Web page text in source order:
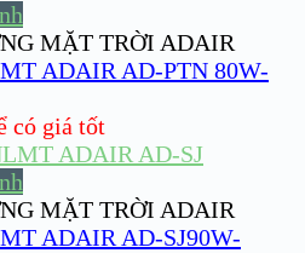
MẶT TRỜI ADAIR
ADAIR AD-PTN 80W-
có giá tốt
MẶT TRỜI ADAIR
ADAIR AD-SJ90W-